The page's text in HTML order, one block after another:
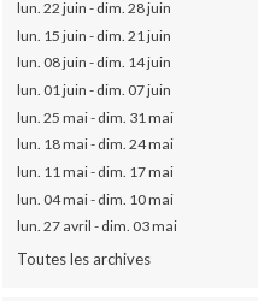
lun. 22 juin - dim. 28 juin
lun. 15 juin - dim. 21 juin
lun. 08 juin - dim. 14 juin
lun. 01 juin - dim. 07 juin
lun. 25 mai - dim. 31 mai
lun. 18 mai - dim. 24 mai
lun. 11 mai - dim. 17 mai
lun. 04 mai - dim. 10 mai
lun. 27 avril - dim. 03 mai
Toutes les archives